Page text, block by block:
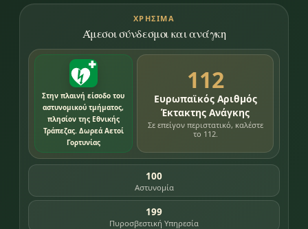
ΧΡΉΣΙΜΑ
Άμεσοι σύνδεσμοι και ανάγκη
Στην πλαινή είσοδο του
αστυνομικού τμήματος,
πλησίον της Εθνικής
Τράπεζας. Δωρεά Αετοί
Γορτυνίας
112
Ευρωπαϊκός Αριθμός
Έκτακτης Ανάγκης
Σε επείγον περιστατικό, καλέστε
το 112.
100
Αστυνομία
199
Πυροσβεστική Υπηρεσία